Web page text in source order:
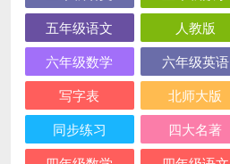
五年级语文
人教版
六年级数学
六年级英语
写字表
北师大版
同步练习
四大名著